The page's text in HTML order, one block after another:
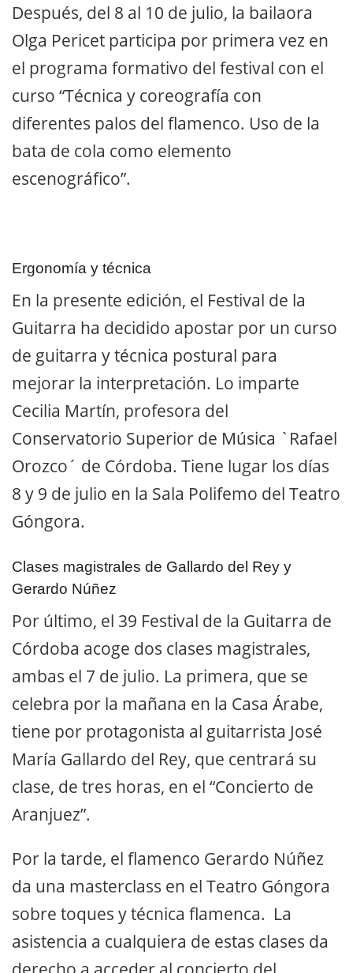
Después, del 8 al 10 de julio, la bailaora
Olga Pericet participa por primera vez en
el programa formativo del festival con el
curso “Técnica y coreografía con
diferentes palos del flamenco. Uso de la
bata de cola como elemento
escenográfico”.
Ergonomía y técnica
En la presente edición, el Festival de la
Guitarra ha decidido apostar por un curso
de guitarra y técnica postural para
mejorar la interpretación. Lo imparte
Cecilia Martín, profesora del
Conservatorio Superior de Música `Rafael
Orozco´ de Córdoba. Tiene lugar los días
8 y 9 de julio en la Sala Polifemo del Teatro
Góngora.
Clases magistrales de Gallardo del Rey y
Gerardo Núñez
Por último, el 39 Festival de la Guitarra de
Córdoba acoge dos clases magistrales,
ambas el 7 de julio. La primera, que se
celebra por la mañana en la Casa Árabe,
tiene por protagonista al guitarrista José
María Gallardo del Rey, que centrará su
clase, de tres horas, en el “Concierto de
Aranjuez”.
Por la tarde, el flamenco Gerardo Núñez
da una masterclass en el Teatro Góngora
sobre toques y técnica flamenca. La
asistencia a cualquiera de estas clases da